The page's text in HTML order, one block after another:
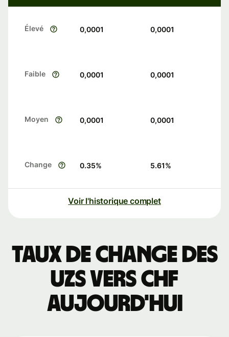
Élevé 0,0001 0,0001
Faible 0,0001 0,0001
Moyen 0,0001 0,0001
Change 0.35% 5.61%
Voir l'historique complet
Taux de change des
UZS vers CHF
aujourd'hui